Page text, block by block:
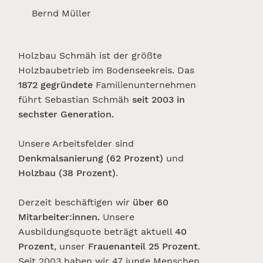
Bernd Müller
Holzbau Schmäh ist der größte
Holzbaubetrieb im Bodenseekreis. Das
1872 gegründeteFamilienunternehmen
führt Sebastian Schmäh seit 2003 in
sechster Generation.
Unsere Arbeitsfelder sind
Denkmalsanierung (62 Prozent) und
Holzbau (38 Prozent).
Derzeit beschäftigen wir über 60
Mitarbeiter:innen.Unsere
Ausbildungsquote beträgt aktuell 40
Prozent, unser Frauenanteil 25 Prozent.